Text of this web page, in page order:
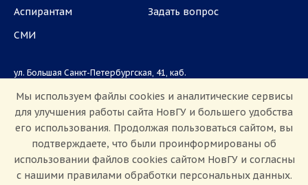
Аспирантам
СМИ
Задать вопрос
ул. Большая Санкт-Петербургская, 41, каб.
Приемная комиссия: +7(8162)33-20-44
Мы используем файлы cookies и аналитические сервисы
для улучшения работы сайта НовГУ и большего удобства
его использования. Продолжая пользоваться сайтом, вы
подтверждаете, что были проинформированы об
использовании файлов cookies сайтом НовГУ и согласны
с нашими правилами обработки персональных данных.